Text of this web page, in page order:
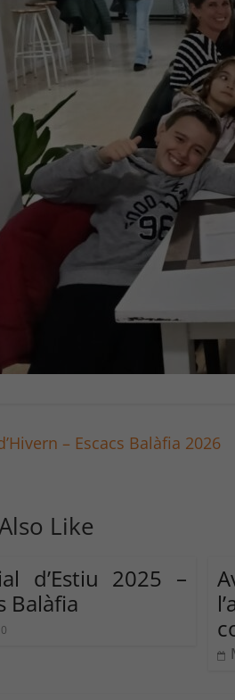
– Escacs Balàfia 2026
Like
d’Estiu 2025 –
Balàfia
0